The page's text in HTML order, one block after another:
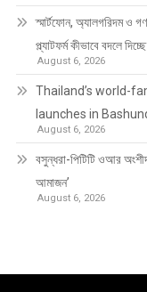
স্মার্টফোন, অ্যালগরিদম ও
প্ল্যাটফর্ম কীভাবে বদলে
August 6, 2026
Thailand’s world-
launches in
August 6, 2026
বসুন্ধরা-পিটিটি ওআর
আমাজন’
August 6, 2026